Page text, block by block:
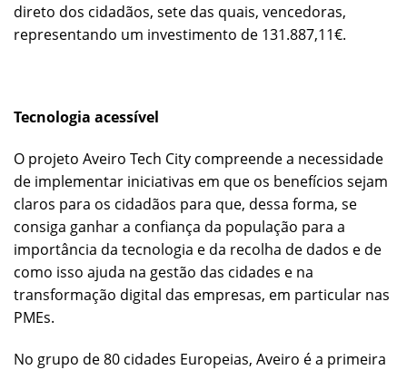
direto dos cidadãos, sete das quais, vencedoras,
representando um investimento de 131.887,11€.
Tecnologia acessível
O projeto Aveiro Tech City compreende a necessidade
de implementar iniciativas em que os benefícios sejam
claros para os cidadãos para que, dessa forma, se
consiga ganhar a confiança da população para a
importância da tecnologia e da recolha de dados e de
como isso ajuda na gestão das cidades e na
transformação digital das empresas, em particular nas
PMEs.
No grupo de 80 cidades Europeias, Aveiro é a primeira